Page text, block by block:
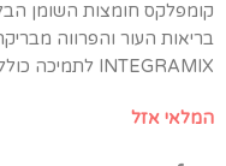
INTEGRAMIX לתמיכה כוללת בבריאות וחסינות חיית המחמד.
המלאי אזל